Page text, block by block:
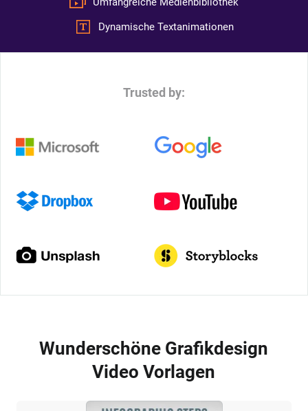
Dynamische Textanimationen
Trusted by:
Wunderschöne Grafikdesign
Video Vorlagen